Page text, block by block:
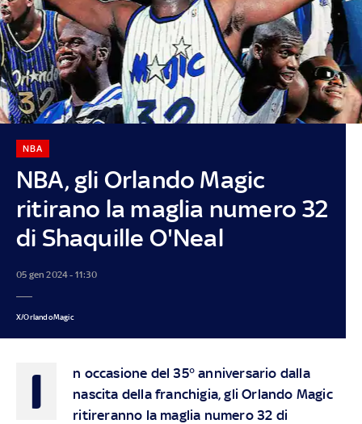
NBA, gli Orlando Magic
ritirano la maglia numero 32
di Shaquille O'Neal
NBA
05 gen 2024 - 11:30
X/OrlandoMagic
I
n occasione del 35° anniversario dalla
nascita della franchigia, gli Orlando Magic
ritireranno la maglia numero 32 di